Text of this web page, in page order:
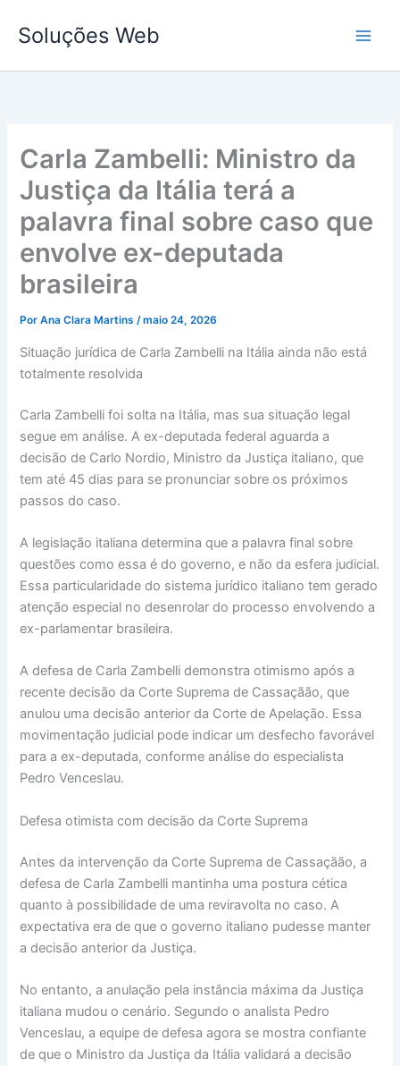
para
conteúdo
Soluções Web
Carla Zambelli: Ministro da
Justiça da Itália terá a
palavra final sobre caso que
envolve ex-deputada
brasileira
PorAna Clara Martins/maio 24, 2026
Situação jurídica de Carla Zambelli na Itália ainda não está
totalmente resolvida
Carla Zambelli foi solta na Itália, mas sua situação legal
segue em análise. A ex-deputada federal aguarda a
decisão de Carlo Nordio, Ministro da Justiça italiano, que
tem até 45 dias para se pronunciar sobre os próximos
passos do caso.
A legislação italiana determina que a palavra final sobre
questões como essa é do governo, e não da esfera judicial.
Essa particularidade do sistema jurídico italiano tem gerado
atenção especial no desenrolar do processo envolvendo a
ex-parlamentar brasileira.
A defesa de Carla Zambelli demonstra otimismo após a
recente decisão da Corte Suprema de Cassaçãão, que
anulou uma decisão anterior da Corte de Apelação. Essa
movimentação judicial pode indicar um desfecho favorável
para a ex-deputada, conforme análise do especialista
Pedro Venceslau.
Defesa otimista com decisão da Corte Suprema
Antes da intervenção da Corte Suprema de Cassaçãão, a
defesa de Carla Zambelli mantinha uma postura cética
quanto à possibilidade de uma reviravolta no caso. A
expectativa era de que o governo italiano pudesse manter
a decisão anterior da Justiça.
No entanto, a anulação pela instância máxima da Justiça
italiana mudou o cenário. Segundo o analista Pedro
Venceslau, a equipe de defesa agora se mostra confiante
de que o Ministro da Justiça da Itália validará a decisão